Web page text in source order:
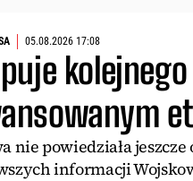
05.08.2026 17:08
nie powiedziała
informacji